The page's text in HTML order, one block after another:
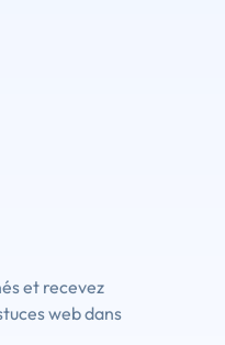
et recevez
web dans